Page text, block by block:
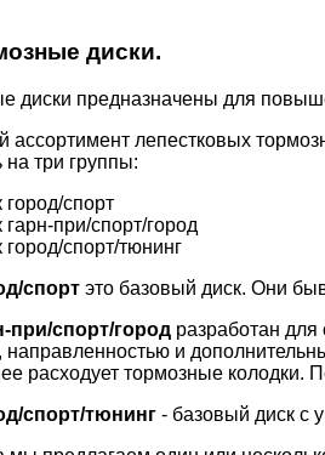
диски.
диски предназначены для
лепестковых
на три группы:
город/спорт
при/спорт/город
спорт/тюнинг
спорт это базовый диск. Они
при/спорт/город разработан
и
расходует тормозные колодки.
спорт/тюнинг - базовый диск с